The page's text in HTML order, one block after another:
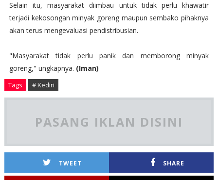
Selain itu, masyarakat diimbau untuk tidak perlu khawatir
terjadi kekosongan minyak goreng maupun sembako pihaknya
akan terus mengevaluasi pendistribusian.
"Masyarakat tidak perlu panik dan memborong minyak
goreng," ungkapnya. (Iman)
Tags # Kediri
PASANG IKLAN DISINI
TWEET SHARE